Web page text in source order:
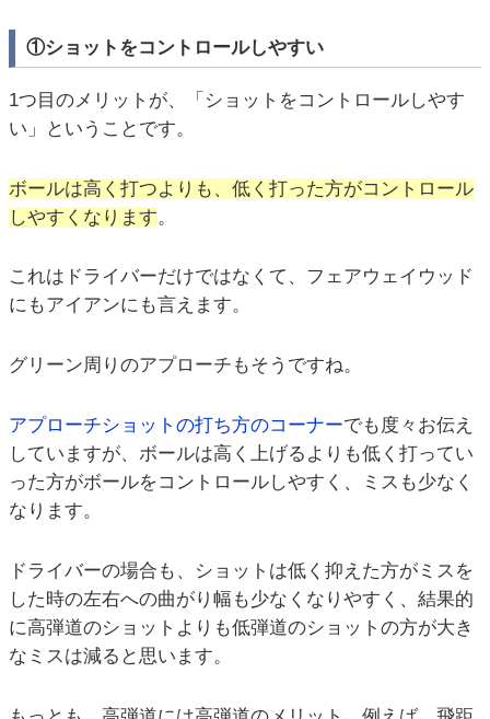
①ショットをコントロールしやすい
1つ目のメリットが、「ショットをコントロールしやす
い」ということです。
ボールは高く打つよりも、低く打った方がコントロール
しやすくなります。
これはドライバーだけではなくて、フェアウェイウッド
にもアイアンにも言えます。
グリーン周りのアプローチもそうですね。
アプローチショットの打ち方のコーナーでも度々お伝え
していますが、ボールは高く上げるよりも低く打ってい
った方がボールをコントロールしやすく、ミスも少なく
なります。
ドライバーの場合も、ショットは低く抑えた方がミスを
した時の左右への曲がり幅も少なくなりやすく、結果的
に高弾道のショットよりも低弾道のショットの方が大き
なミスは減ると思います。